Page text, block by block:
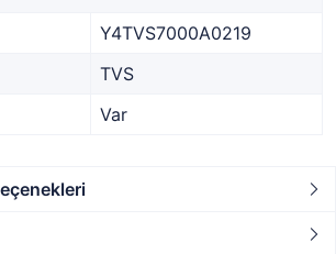
Y4TVS7000A0219
TVS
Var